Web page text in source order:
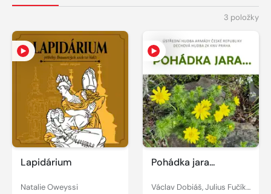
3 položky
Lapidárium
Natalie Oweyssi
Pohádka jara...
Václav Dobiáš, Julius Fučík, Vilém Kyral, Václav Vačkář, František Jánský, Rudolf Urbanec